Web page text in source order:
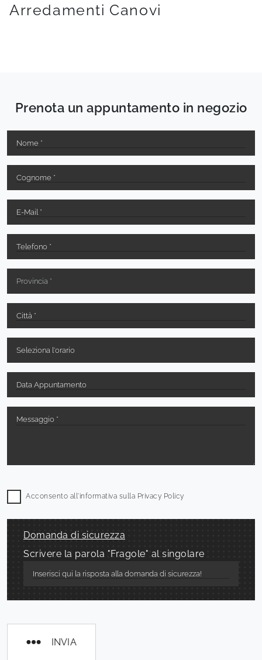
Arredamenti Canovi
Prenota un appuntamento in negozio
Acconsento all'informativa sulla Privacy Policy
Domanda di sicurezza
Scrivere la parola "Fragole" al singolare
INVIA